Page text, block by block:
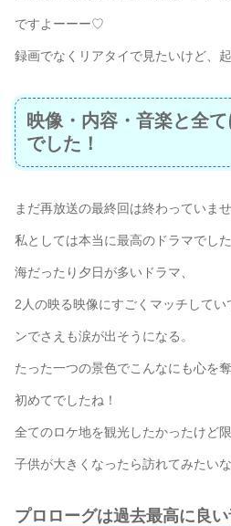
ですよーーー♡
録画でなくリアタイで見たいけど、
映像・内容・音楽と全
でした！
まだ再放送の最終回は終わっていま
私としては本当に最高のドラマでした
海だったり夕日が多いドラマ、
2人の映る映像にすごくマッチして
ンでさえも涙が出そうになる。
たった一つの景色でこんなにも心を
初めてでしたね！
全てのロケ地を観光したかったけど
子供が大きくなったら訪れてみたい
プロローグは過去最高に良い